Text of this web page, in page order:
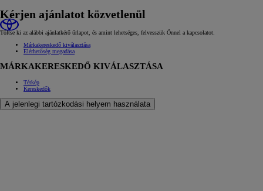
Kérjen ajánlatot közvetlenül
Töltse ki az alábbi ajánlatkérő űrlapot, és amint lehetséges, felvesszük Önnel a kapcsolatot.
Márkakereskedő kiválasztása
Elérhetőség megadása
MÁRKAKERESKEDŐ KIVÁLASZTÁSA
Térkép
Kereskedők
A jelenlegi tartózkodási helyem használata